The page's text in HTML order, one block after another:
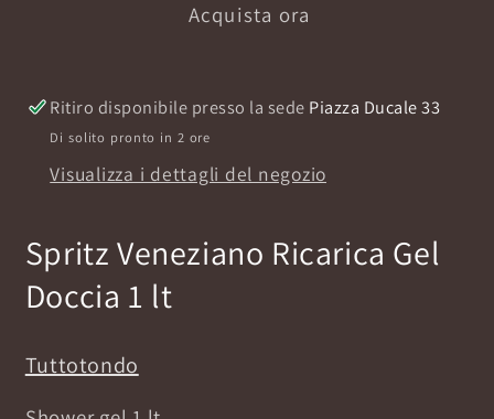
Acquista ora
Ritiro disponibile presso la sede Piazza Ducale 33
Di solito pronto in 2 ore
Visualizza i dettagli del negozio
Spritz Veneziano Ricarica Gel
Doccia 1 lt
Tuttotondo